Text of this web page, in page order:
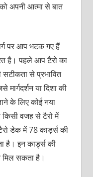
अपनी आत्‍मा से बात
पर आप भटक गए हैं
है। पहले आप टैरो का
से प्रभावित
या दिशा की
के लिए कोई नया
वजह से टैरो में
डेक में 78 कार्ड्स की
है। इन कार्ड्स की
मिल सकता है।